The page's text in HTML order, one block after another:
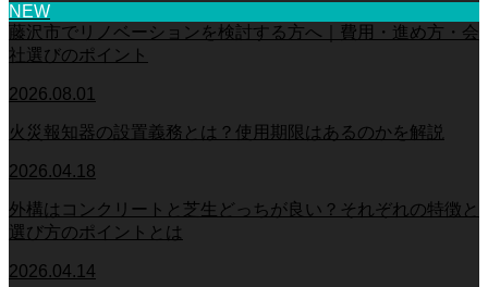
NEW
藤沢市でリノベーションを検討する方へ｜費用・進め方・会
社選びのポイント
2026.08.01
火災報知器の設置義務とは？使用期限はあるのかを解説
2026.04.18
外構はコンクリートと芝生どっちが良い？それぞれの特徴と
選び方のポイントとは
2026.04.14